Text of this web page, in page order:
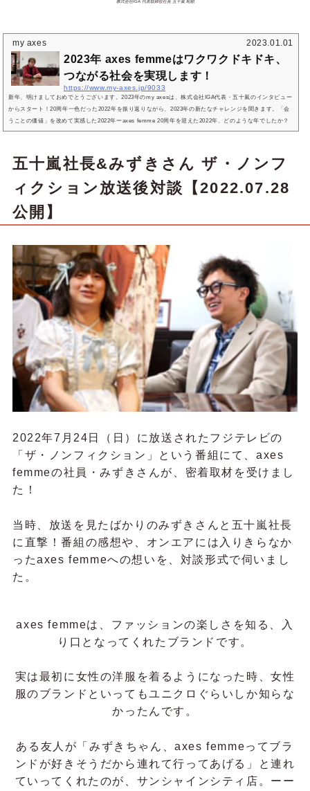
株式会社IGA 代表取締役社長 五十嵐 昭順
my axes 2023.01.01
2023年 axes femmeはワクワクドキドキ、
つながる社会を実現します！
https://www.my-axes.jp/9033
新年、明けましておめでとうございます。2023年のmy axesは、株式会社IGA代表・五十嵐のインタビュー
からスタート！20周年一色だった2022年を振り返りながら、2023年の新たなチャレンジを聞きます。「会
うことの価値」を改めて実感した2022年ーaxes femme 20周年を迎えた2022年、どのような年でしたか？
大きな節目としてたくさんのチャレンジがありました。その中でも特に印象深いのは、全国を駆け回ったa
なんとかお客様とつながり...
五十嵐社長&みずきさん ザ・ノンフ
ィクション放送後対談【2022.07.28
公開】
2022年7月24日（日）に放送されたフジテレビの
「ザ・ノンフィクション」という番組にて、axes
femmeの社員・みずきさんが、密着取材を受けまし
た！
当時、放送を見たばかりのみずきさんと五十嵐社長
に直撃！番組の感想や、オンエアには入りきらなか
ったaxes femmeへの想いを、対談形式で伺いまし
た。
axes femmeは、ファッションの楽しさを知る、入
り口となってくれたブランドです。
実は最初に女性の洋服を着るようになった時、女性
服のブランドといってもユニクロぐらいしか知らな
かったんです。
ある友人が「みずきちゃん、axes femmeってブラ
ンドが好きそうだから連れて行ってあげる」と連れ
ていってくれたのが、サンシャインシティ店。ーー